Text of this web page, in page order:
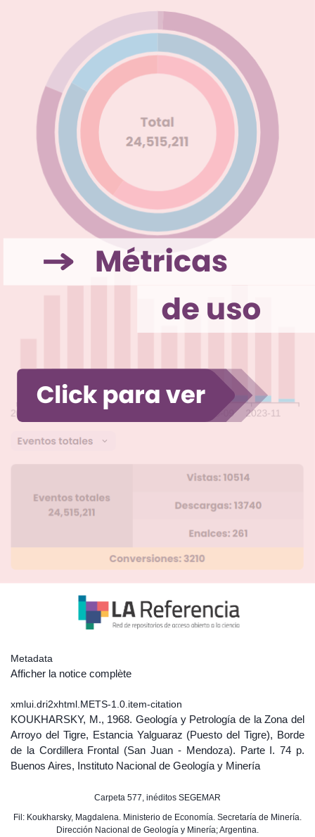
Metadata
Afficher la notice complète
xmlui.dri2xhtml.METS-1.0.item-citation
KOUKHARSKY, M., 1968. Geología y Petrología de la Zona del
Arroyo del Tigre, Estancia Yalguaraz (Puesto del Tigre), Borde
de la Cordillera Frontal (San Juan - Mendoza). Parte I. 74 p.
Buenos Aires, Instituto Nacional de Geología y Minería
Carpeta 577, inéditos SEGEMAR
Fil: Koukharsky, Magdalena. Ministerio de Economía. Secretaría de Minería.
Dirección Nacional de Geología y Minería; Argentina.